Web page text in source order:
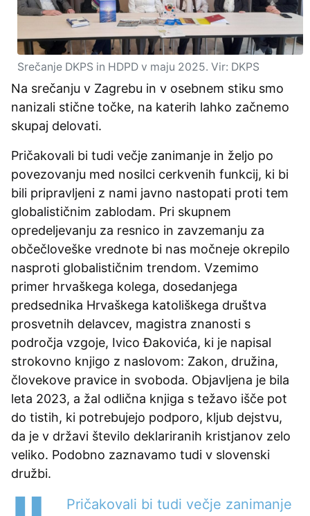
Srečanje DKPS in HDPD v maju 2025. Vir: DKPS
Na srečanju v Zagrebu in v osebnem stiku smo
nanizali stične točke, na katerih lahko začnemo
skupaj delovati.
Pričakovali bi tudi večje zanimanje in željo po
povezovanju med nosilci cerkvenih funkcij, ki bi
bili pripravljeni z nami javno nastopati proti tem
globalističnim zablodam. Pri skupnem
opredeljevanju za resnico in zavzemanju za
občečloveške vrednote bi nas močneje okrepilo
nasproti globalističnim trendom. Vzemimo
primer hrvaškega kolega, dosedanjega
predsednika Hrvaškega katoliškega društva
prosvetnih delavcev, magistra znanosti s
področja vzgoje, Ivico Đakovića, ki je napisal
strokovno knjigo z naslovom: Zakon, družina,
človekove pravice in svoboda. Objavljena je bila
leta 2023, a žal odlična knjiga s težavo išče pot
do tistih, ki potrebujejo podporo, kljub dejstvu,
da je v državi število deklariranih kristjanov zelo
veliko. Podobno zaznavamo tudi v slovenski
družbi.
Pričakovali bi tudi večje zanimanje